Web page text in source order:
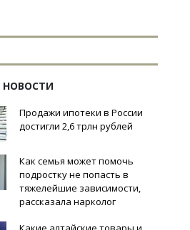
НОВОСТИ
Продажи ипотеки в России
достигли 2,6 трлн рублей
Как семья может помочь
подростку не попасть в
тяжелейшие зависимости,
рассказала нарколог